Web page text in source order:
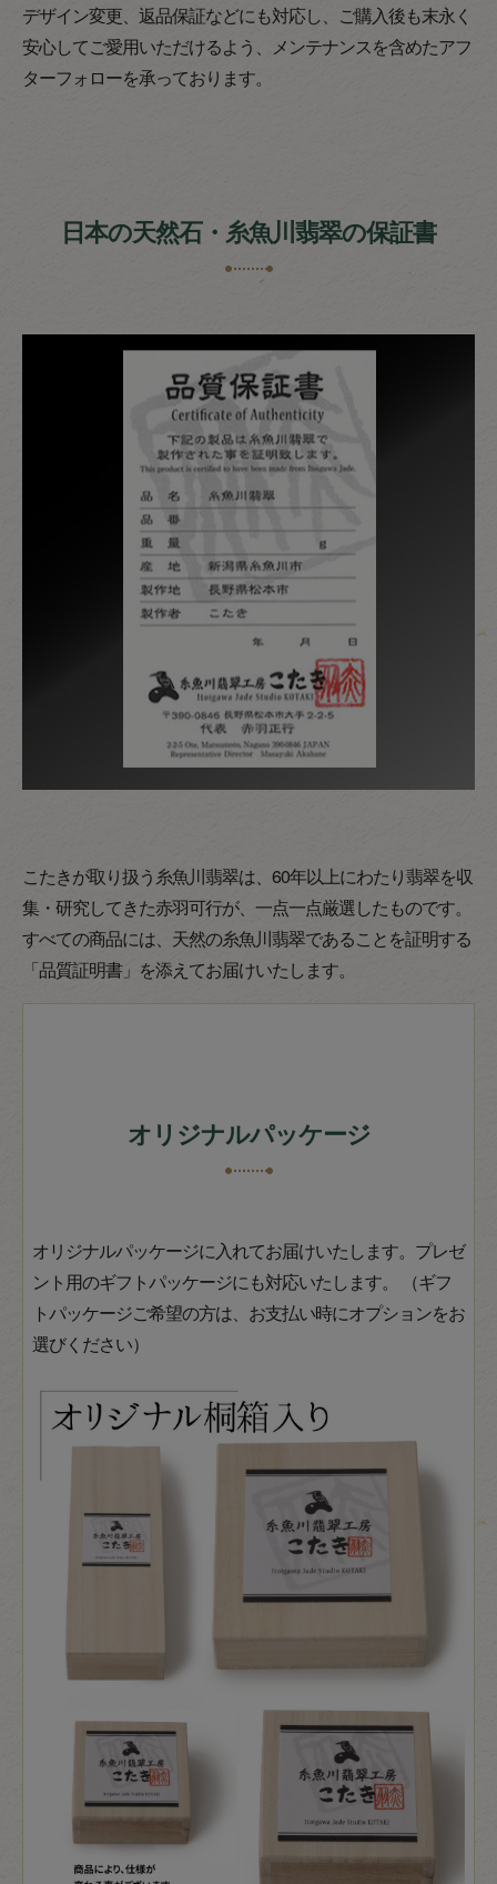
デザイン変更、返品保証などにも対応し、ご購入後も末永く
安心してご愛用いただけるよう、メンテナンスを含めたアフ
ターフォローを承っております。
日本の天然石・糸魚川翡翠の保証書
こたきが取り扱う糸魚川翡翠は、60年以上にわたり翡翠を収
集・研究してきた赤羽可行が、一点一点厳選したものです。
すべての商品には、天然の糸魚川翡翠であることを証明する
「品質証明書」を添えてお届けいたします。
オリジナルパッケージ
オリジナルパッケージに入れてお届けいたします。プレゼ
ント用のギフトパッケージにも対応いたします。 （ギフ
トパッケージご希望の方は、お支払い時にオプションをお
選びください）